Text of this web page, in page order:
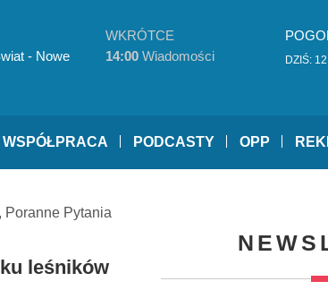
- Nowe
WKRÓTCE
14:00 Wiadomości DZIŚ:
WSPÓŁPRACA PODCASTY OPP
, Poranne Pytania
leśników